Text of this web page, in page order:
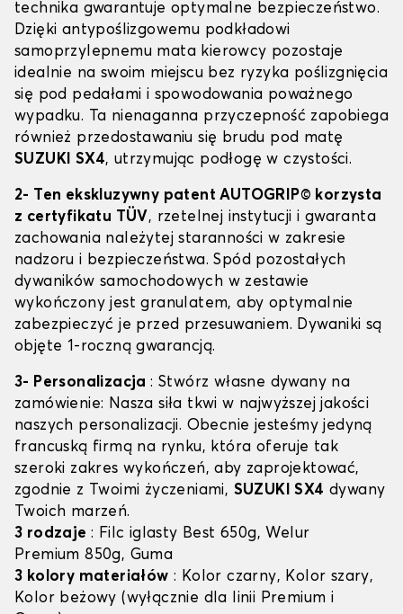
technika gwarantuje optymalne bezpieczeństwo.
Dzięki antypoślizgowemu podkładowi
samoprzylepnemu mata kierowcy pozostaje
idealnie na swoim miejscu bez ryzyka poślizgnięcia
się pod pedałami i spowodowania poważnego
wypadku. Ta nienaganna przyczepność zapobiega
również przedostawaniu się brudu pod matę
SUZUKI SX4, utrzymując podłogę w czystości.
2- Ten ekskluzywny patent AUTOGRIP© korzysta
z certyfikatu TÜV, rzetelnej instytucji i gwaranta
zachowania należytej staranności w zakresie
nadzoru i bezpieczeństwa. Spód pozostałych
dywaników samochodowych w zestawie
wykończony jest granulatem, aby optymalnie
zabezpieczyć je przed przesuwaniem. Dywaniki są
objęte 1-roczną gwarancją.
3- Personalizacja: Stwórz własne dywany na
zamówienie: Nasza siła tkwi w najwyższej jakości
naszych personalizacji. Obecnie jesteśmy jedyną
francuską firmą na rynku, która oferuje tak
szeroki zakres wykończeń, aby zaprojektować,
zgodnie z Twoimi życzeniami, SUZUKI SX4 dywany
Twoich marzeń.
3 rodzaje : Filc iglasty Best 650g, Welur
Premium 850g, Guma
3 kolory materiałów : Kolor czarny, Kolor szary,
Kolor beżowy (wyłącznie dla linii Premium i